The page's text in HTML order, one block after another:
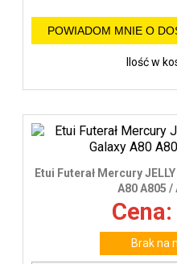
POWIADOM MNIE O
Ilość w
Etui Futerał Mercury
A80 A805
Brak na